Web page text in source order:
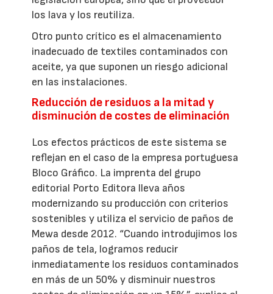
los lava y los reutiliza.
Otro punto crítico es el almacenamiento
inadecuado de textiles contaminados con
aceite, ya que suponen un riesgo adicional
en las instalaciones.
Reducción de residuos a la mitad y
disminución de costes de eliminación
Los efectos prácticos de este sistema se
reflejan en el caso de la empresa portuguesa
Bloco Gráfico. La imprenta del grupo
editorial Porto Editora lleva años
modernizando su producción con criterios
sostenibles y utiliza el servicio de paños de
Mewa desde 2012. “Cuando introdujimos los
paños de tela, logramos reducir
inmediatamente los residuos contaminados
en más de un 50% y disminuir nuestros